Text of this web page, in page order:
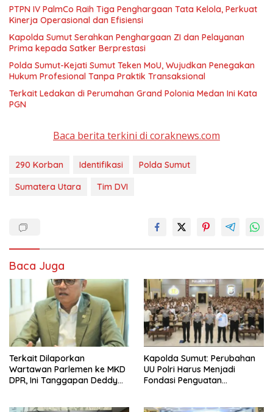
PTPN IV PalmCo Raih Tiga Penghargaan Tata Kelola, Perkuat
Kinerja Operasional dan Efisiensi
Kapolda Sumut Serahkan Penghargaan ZI dan Pelayanan
Prima kepada Satker Berprestasi
Polda Sumut-Kejati Sumut Teken MoU, Wujudkan Penegakan
Hukum Profesional Tanpa Praktik Transaksional
Terkait Ledakan di Perumahan Grand Polonia Medan Ini Kata
PGN
Baca berita terkini di coraknews.com
290 Korban Identifikasi
Polda Sumut
Sumatera Utara
Tim DVI
Baca Juga
Terkait Dilaporkan
Wartawan Parlemen ke MKD
DPR, Ini Tanggapan Deddy
Kapolda Sumut: Perubahan
UU Polri Harus Menjadi
Fondasi Penguatan